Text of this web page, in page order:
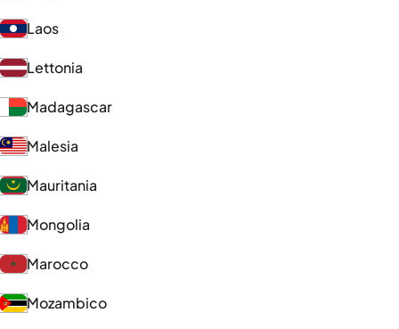
Laos
Lettonia
Madagascar
Malesia
Mauritania
Mongolia
Marocco
Mozambico